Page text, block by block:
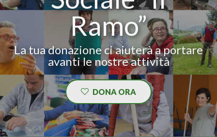
Ramo”
La tua donazione ci aiuterà a portare
avanti le nostre attività
DONA ORA